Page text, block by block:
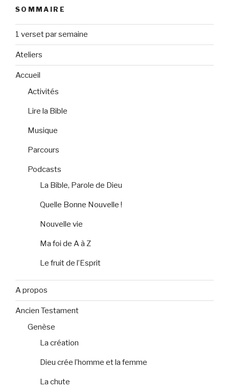
SOMMAIRE
1 verset par semaine
Ateliers
Accueil
Activités
Lire la Bible
Musique
Parcours
Podcasts
La Bible, Parole de Dieu
Quelle Bonne Nouvelle !
Nouvelle vie
Ma foi de A à Z
Le fruit de l’Esprit
A propos
Ancien Testament
Genèse
La création
Dieu crée l’homme et la femme
La chute